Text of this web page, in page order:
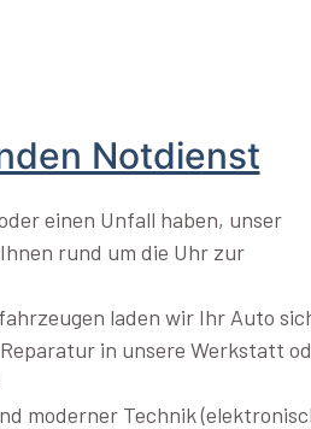
Notdienst
einen Unfall haben, unser
rund um die Uhr zur
laden wir Ihr Auto
in unsere Werkstatt
moderner Technik